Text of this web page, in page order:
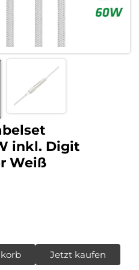
inkl. Digit
Weiß
Jetzt kaufen